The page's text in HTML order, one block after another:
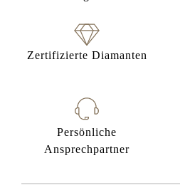
Zertifizierte Diamanten
Persönliche
Ansprechpartner